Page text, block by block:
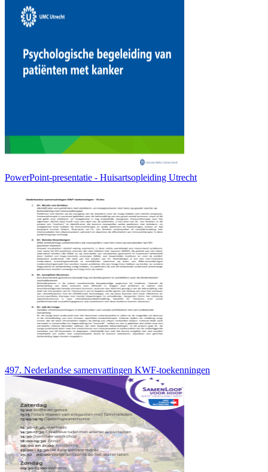
PowerPoint-presentatie - Huisartsopleiding Utrecht
497. Nederlandse samenvattingen KWF-toekenningen